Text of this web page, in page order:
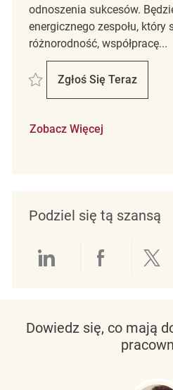
odnoszenia sukcesów.
energicznego zespołu, który
różnorodność, współpracę...
Zapisać Part Time Merchandise
Zgłoś Się Teraz
Part Time
Zobacz Więcej
Podziel się tą szansą
Udostępnianie
Dowiedz się, co mają